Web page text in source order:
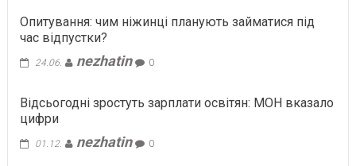
Опитування: чим ніжинці планують займатися під
час відпустки?
24.06. nezhatin 0
Відсьогодні зростуть зарплати освітян: МОН вказало
цифри
01.12. nezhatin 0